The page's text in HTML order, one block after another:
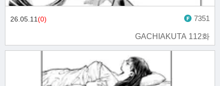
GACHIAKUTA 112화
26.05.11(0) 7351